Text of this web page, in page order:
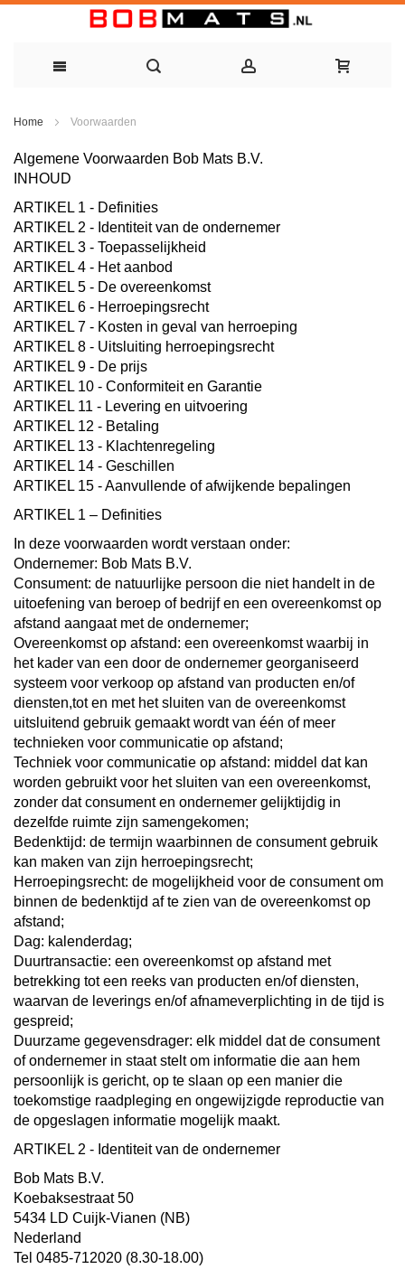
de
inhoud
Home Voorwaarden
Algemene Voorwaarden Bob Mats B.V.
INHOUD
ARTIKEL 1 - Definities
ARTIKEL 2 - Identiteit van de ondernemer
ARTIKEL 3 - Toepasselijkheid
ARTIKEL 4 - Het aanbod
ARTIKEL 5 - De overeenkomst
ARTIKEL 6 - Herroepingsrecht
ARTIKEL 7 - Kosten in geval van herroeping
ARTIKEL 8 - Uitsluiting herroepingsrecht
ARTIKEL 9 - De prijs
ARTIKEL 10 - Conformiteit en Garantie
ARTIKEL 11 - Levering en uitvoering
ARTIKEL 12 - Betaling
ARTIKEL 13 - Klachtenregeling
ARTIKEL 14 - Geschillen
ARTIKEL 15 - Aanvullende of afwijkende bepalingen
ARTIKEL 1 – Definities
In deze voorwaarden wordt verstaan onder:
Ondernemer: Bob Mats B.V.
Consument: de natuurlijke persoon die niet handelt in de
uitoefening van beroep of bedrijf en een overeenkomst op
afstand aangaat met de ondernemer;
Overeenkomst op afstand: een overeenkomst waarbij in
het kader van een door de ondernemer georganiseerd
systeem voor verkoop op afstand van producten en/of
diensten,tot en met het sluiten van de overeenkomst
uitsluitend gebruik gemaakt wordt van één of meer
technieken voor communicatie op afstand;
Techniek voor communicatie op afstand: middel dat kan
worden gebruikt voor het sluiten van een overeenkomst,
zonder dat consument en ondernemer gelijktijdig in
dezelfde ruimte zijn samengekomen;
Bedenktijd: de termijn waarbinnen de consument gebruik
kan maken van zijn herroepingsrecht;
Herroepingsrecht: de mogelijkheid voor de consument om
binnen de bedenktijd af te zien van de overeenkomst op
afstand;
Dag: kalenderdag;
Duurtransactie: een overeenkomst op afstand met
betrekking tot een reeks van producten en/of diensten,
waarvan de leverings en/of afnameverplichting in de tijd is
gespreid;
Duurzame gegevensdrager: elk middel dat de consument
of ondernemer in staat stelt om informatie die aan hem
persoonlijk is gericht, op te slaan op een manier die
toekomstige raadpleging en ongewijzigde reproductie van
de opgeslagen informatie mogelijk maakt.
ARTIKEL 2 - Identiteit van de ondernemer
Bob Mats B.V.
Koebaksestraat 50
5434 LD Cuijk-Vianen (NB)
Nederland
Tel 0485-712020 (8.30-18.00)